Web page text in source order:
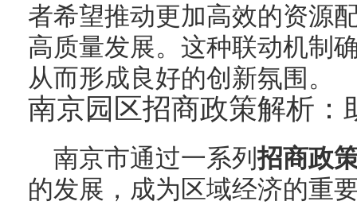
者希望推动更加高效的资源
高质量发展。这种联动机制
从而形成良好的创新氛围。
南京园区招商政策解析：
南京市通过一系列招商政
的发展，成为区域经济的重